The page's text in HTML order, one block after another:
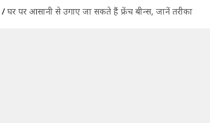
/ घर पर आसानी से उगाए जा सकते हैं फ्रेंच बीन्स, जानें तरीका